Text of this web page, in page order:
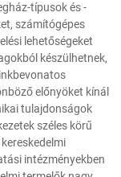
típusok és -
számítógépes
lehetőségeket
készülhetnek,
előnyöket kínál
tulajdonságok
széles körű
intézményekben